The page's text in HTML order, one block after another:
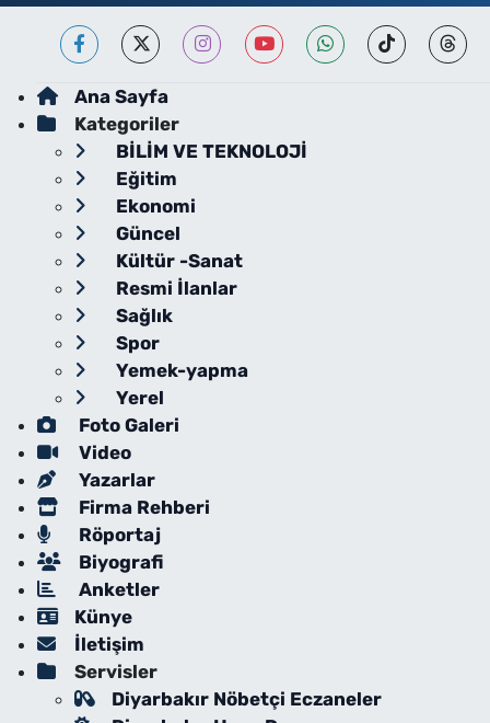
Ana Sayfa
Kategoriler
BİLİM VE TEKNOLOJİ
Eğitim
Ekonomi
Güncel
Kültür -Sanat
Resmi İlanlar
Sağlık
Spor
Yemek-yapma
Yerel
Foto Galeri
Video
Yazarlar
Firma Rehberi
Röportaj
Biyografi
Anketler
Künye
İletişim
Servisler
Diyarbakır Nöbetçi Eczaneler